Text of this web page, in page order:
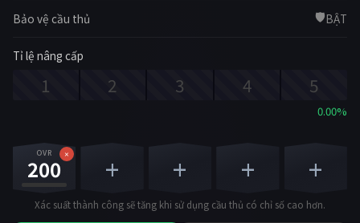
Bảo vệ cầu thủ 🛡️BẬT
Tỉ lệ nâng cấp
1 2 3 4 5
0.00%
OVR
200
× + + + +
Xác suất thành công sẽ tăng khi sử dụng cầu thủ có chỉ số cao hơn.